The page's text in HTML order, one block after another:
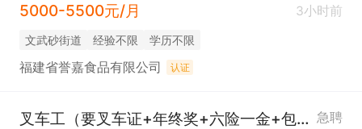
5000-5500元/月 3小时前
​文武砂街道 经验不限 学历不限
福建省誉嘉食品有限公司 认证
叉车工（要叉车证+年终奖+六险一金+包住+餐补） 急聘